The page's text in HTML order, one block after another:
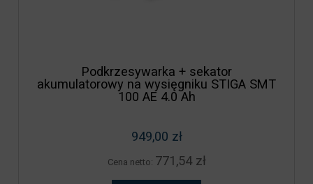
Podkrzesywarka + sekator
akumulatorowy na wysięgniku STIGA SMT
100 AE 4.0 Ah
949,00 zł
Cena netto: 771,54 zł